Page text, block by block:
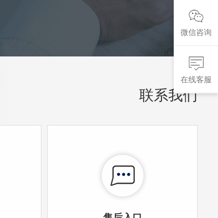
联系我们
微信咨询
在线客服